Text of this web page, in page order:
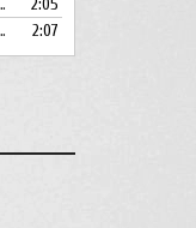
стрела/
Долна
или
2:07